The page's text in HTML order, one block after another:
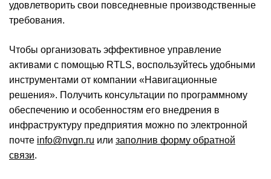
удовлетворить свои повседневные производственные
требования.
Чтобы организовать эффективное управление
активами с помощью RTLS, воспользуйтесь удобными
инструментами от компании «Навигационные
решения». Получить консультации по программному
обеспечению и особенностям его внедрения в
инфраструктуру предприятия можно по электронной
почте info@nvgn.ru или заполнив форму обратной
связи.